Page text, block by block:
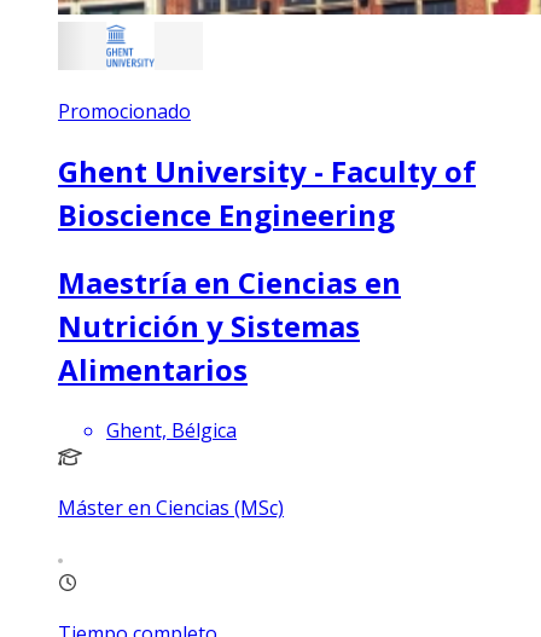
Promocionado
Ghent University - Faculty of
Bioscience Engineering
Maestría en Ciencias en
Nutrición y Sistemas
Alimentarios
Ghent, Bélgica
Máster en Ciencias (MSc)